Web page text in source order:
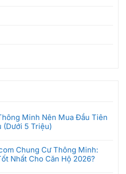
Minh Nên Mua Đầu Tiên
(Dưới 5 Triệu)
Chung Cư Thông Minh:
Nhất Cho Căn Hộ 2026?